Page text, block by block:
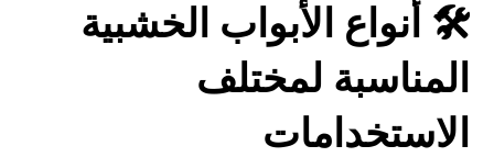
🛠️ أنواع الأبواب الخشبية
المناسبة لمختلف
الاستخدامات